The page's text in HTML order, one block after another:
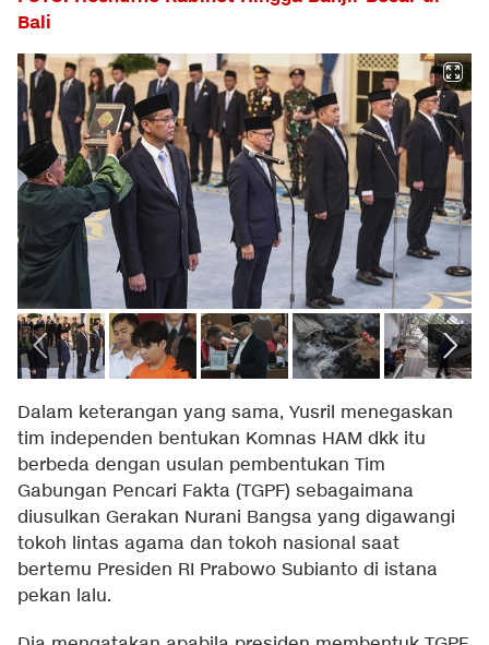
Bali
Dalam keterangan yang sama, Yusril menegaskan
tim independen bentukan Komnas HAM dkk itu
berbeda dengan usulan pembentukan Tim
Gabungan Pencari Fakta (TGPF) sebagaimana
diusulkan Gerakan Nurani Bangsa yang digawangi
tokoh lintas agama dan tokoh nasional saat
bertemu Presiden RI Prabowo Subianto di istana
pekan lalu.